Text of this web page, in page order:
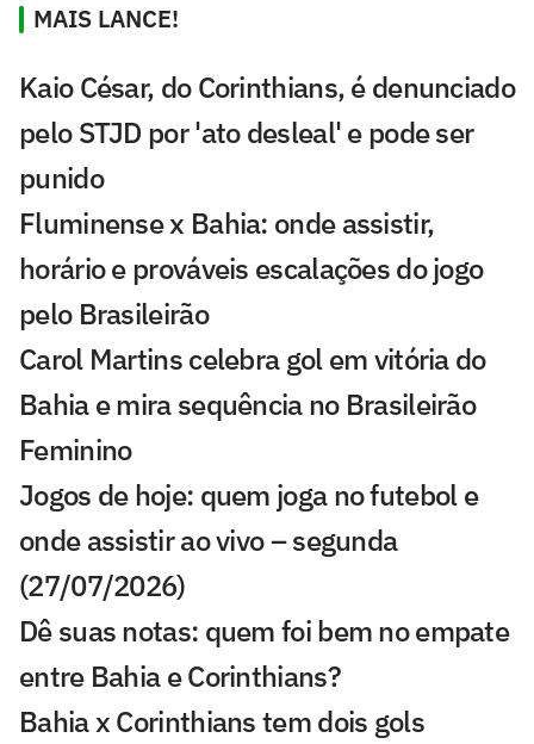
MAIS LANCE!
Kaio César, do Corinthians, é denunciado
pelo STJD por 'ato desleal' e pode ser
punido
Fluminense x Bahia: onde assistir,
horário e prováveis escalações do jogo
pelo Brasileirão
Carol Martins celebra gol em vitória do
Bahia e mira sequência no Brasileirão
Feminino
Jogos de hoje: quem joga no futebol e
onde assistir ao vivo – segunda
(27/07/2026)
Dê suas notas: quem foi bem no empate
entre Bahia e Corinthians?
Bahia x Corinthians tem dois gols